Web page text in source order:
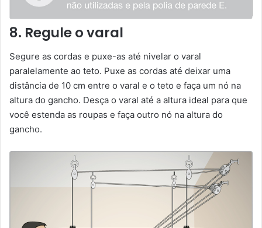
8. Regule o varal
Segure as cordas e puxe-as até nivelar o varal
paralelamente ao teto. Puxe as cordas até deixar uma
distância de 10 cm entre o varal e o teto e faça um nó na
altura do gancho. Desça o varal até a altura ideal para que
você estenda as roupas e faça outro nó na altura do
gancho.